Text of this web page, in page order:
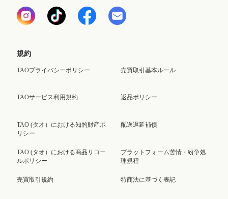
規約
TAOプライバシーポリシー
TAOサービス利用規約
TAO (タオ）における知的財産ポ
リシー
TAO (タオ）における商品リコー
ルポリシー
売買取引規約
売買取引基本ルール
返品ポリシー
配送遅延補償
プラットフォーム苦情・紛争処
理規程
特商法に基づく表記